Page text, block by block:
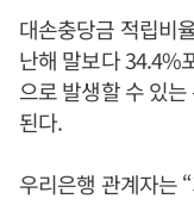
대손충당금 적립비
난해 말보다 34.4%
으로 발생할 수 있
된다.
우리은행 관계자는